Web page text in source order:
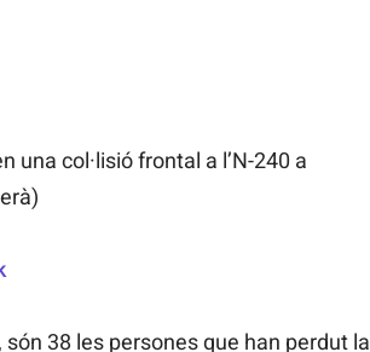
una col·lisió frontal a l’N-240 a
38 les persones que han perdut la